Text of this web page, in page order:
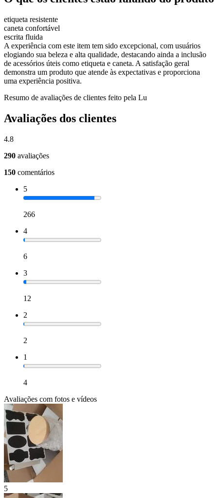
etiqueta resistente
caneta confortável
escrita fluida
A experiência com este item tem sido excepcional, com usuários
elogiando sua beleza e alta qualidade, destacando ainda a inclusão
de acessórios úteis como etiqueta e caneta. A satisfação geral
demonstra um produto que atende às expectativas e proporciona
uma experiência positiva.
Resumo de avaliações de clientes feito pela Lu
Avaliações dos clientes
4.8
290 avaliações
150 comentários
5
266
4
6
3
12
2
2
1
4
Avaliações com fotos e vídeos
5